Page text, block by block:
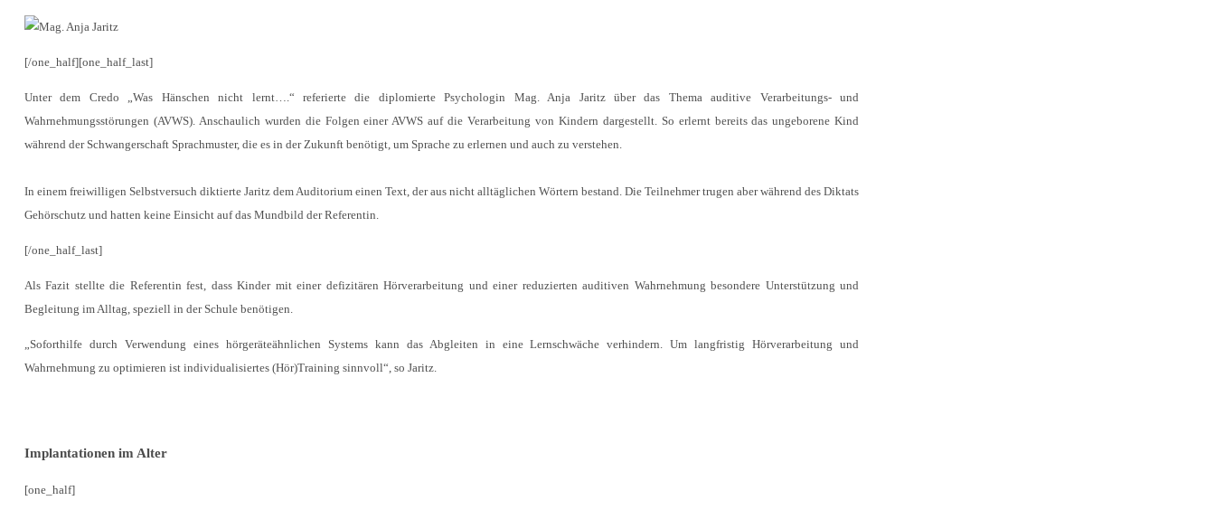
[/one_half][one_half_last]
Unter dem Credo „Was Hänschen nicht lernt….“ referierte die diplomierte Psychologin Mag. Anja Jaritz über das Thema auditive Verarbeitungs- und
Wahrnehmungsstörungen (AVWS). Anschaulich wurden die Folgen einer AVWS auf die Verarbeitung von Kindern dargestellt. So erlernt bereits das ungeborene Kind
während der Schwangerschaft Sprachmuster, die es in der Zukunft benötigt, um Sprache zu erlernen und auch zu verstehen.
In einem freiwilligen Selbstversuch diktierte Jaritz dem Auditorium einen Text, der aus nicht alltäglichen Wörtern bestand. Die Teilnehmer trugen aber während des Diktats
Gehörschutz und hatten keine Einsicht auf das Mundbild der Referentin.
[/one_half_last]
Als Fazit stellte die Referentin fest, dass Kinder mit einer defizitären Hörverarbeitung und einer reduzierten auditiven Wahrnehmung besondere Unterstützung und
Begleitung im Alltag, speziell in der Schule benötigen.
„Soforthilfe durch Verwendung eines hörgeräteähnlichen Systems kann das Abgleiten in eine Lernschwäche verhindern. Um langfristig Hörverarbeitung und
Wahrnehmung zu optimieren ist individualisiertes (Hör)Training sinnvoll“, so Jaritz.
Implantationen im Alter
[one_half]